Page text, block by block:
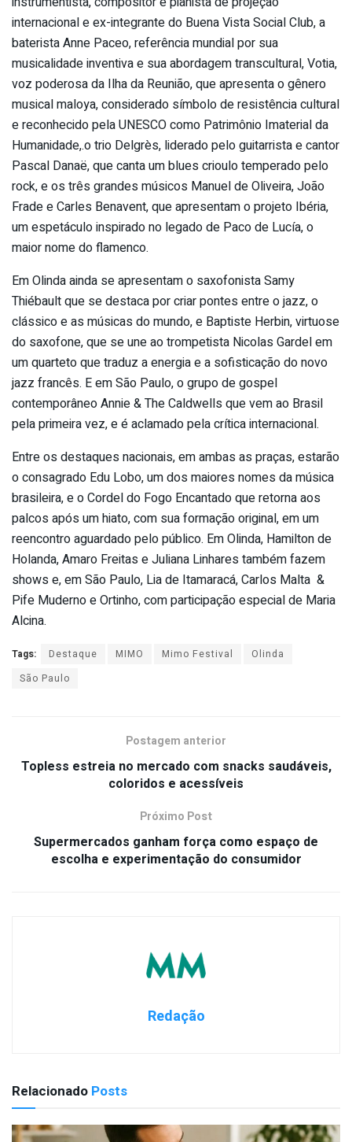
internacional e ex-integrante do Buena Vista Social Club, a
baterista Anne Paceo, referência mundial por sua
musicalidade inventiva e sua abordagem transcultural, Votia,
voz poderosa da Ilha da Reunião, que apresenta o gênero
musical maloya, considerado símbolo de resistência cultural
e reconhecido pela UNESCO como Patrimônio Imaterial da
Humanidade,.o trio Delgrès, liderado pelo guitarrista e cantor
Pascal Danaë, que canta um blues crioulo temperado pelo
rock, e os três grandes músicos Manuel de Oliveira, João
Frade e Carles Benavent, que apresentam o projeto Ibéria,
um espetáculo inspirado no legado de Paco de Lucía, o
maior nome do flamenco.
Em Olinda ainda se apresentam o saxofonista Samy
Thiébault que se destaca por criar pontes entre o jazz, o
clássico e as músicas do mundo, e Baptiste Herbin, virtuose
do saxofone, que se une ao trompetista Nicolas Gardel em
um quarteto que traduz a energia e a sofisticação do novo
jazz francês. E em São Paulo, o grupo de gospel
contemporâneo Annie & The Caldwells que vem ao Brasil
pela primeira vez, e é aclamado pela crítica internacional.
Entre os destaques nacionais, em ambas as praças, estarão
o consagrado Edu Lobo, um dos maiores nomes da música
brasileira, e o Cordel do Fogo Encantado que retorna aos
palcos após um hiato, com sua formação original, em um
reencontro aguardado pelo público. Em Olinda, Hamilton de
Holanda, Amaro Freitas e Juliana Linhares também fazem
shows e, em São Paulo, Lia de Itamaracá, Carlos Malta &
Pife Muderno e Ortinho, com participação especial de Maria
Alcina.
Tags: Destaque MIMO Mimo Festival
Olinda
São Paulo
Postagem anterior
Topless estreia no mercado com snacks saudáveis,
coloridos e acessíveis
Próximo Post
Supermercados ganham força como espaço de
escolha e experimentação do consumidor
Redação
Relacionado Posts